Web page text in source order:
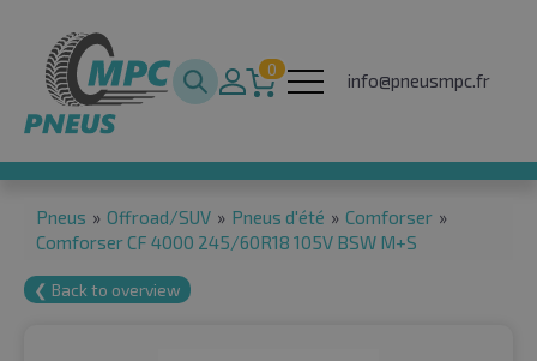
0
info@pneusmpc.fr
Pneus » Offroad/SUV » Pneus d'été » Comforser »
Comforser CF 4000 245/60R18 105V BSW M+S
❮ Back to overview